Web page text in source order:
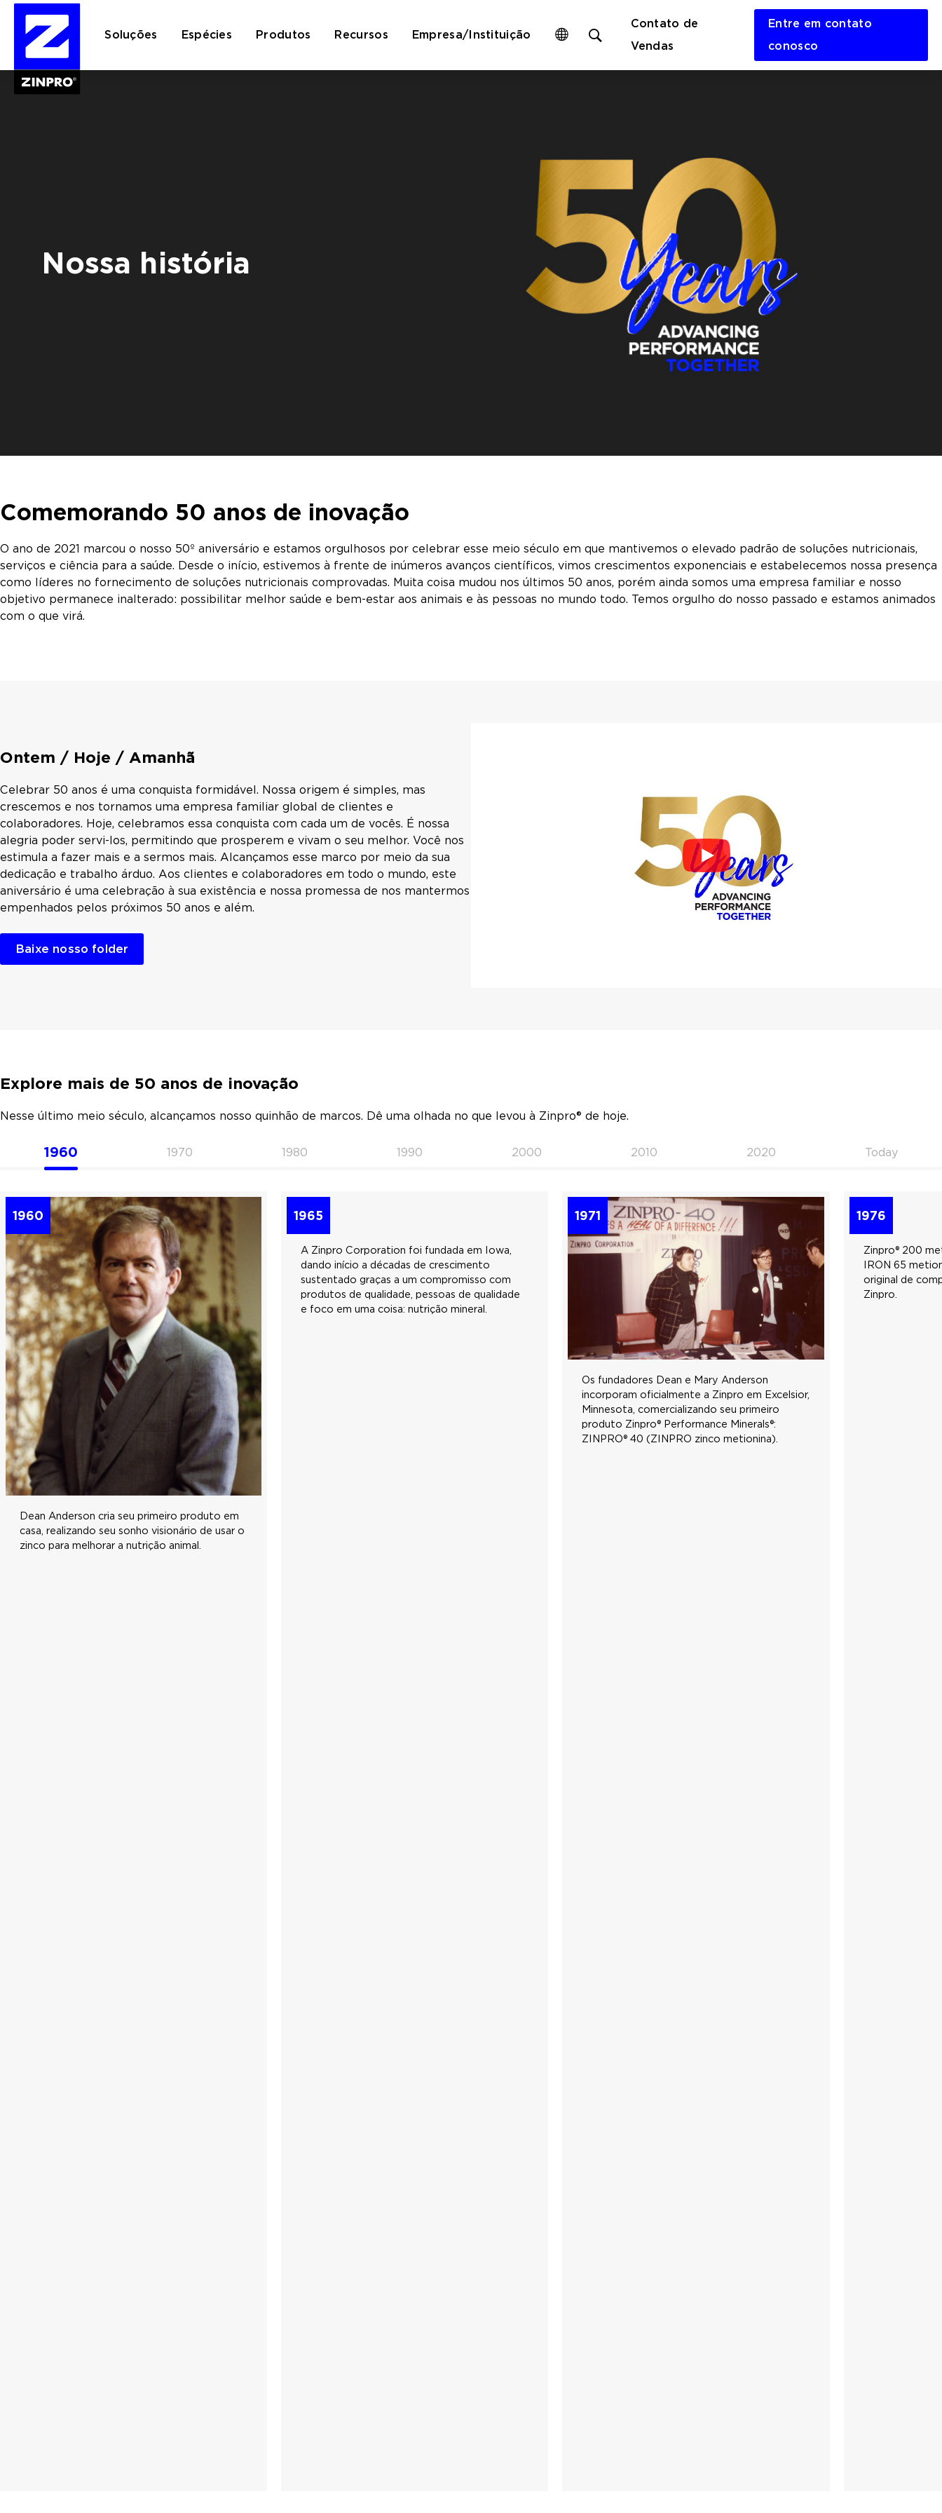
Soluções Espécies Produtos Recursos Empresa/Instituição
search
Contato de
Vendas
Entre em contato
conosco
Nossa história
Comemorando 50 anos de inovação
O ano de 2021 marcou o nosso 50º aniversário e estamos orgulhosos por celebrar esse meio século em que mantivemos o elevado padrão de soluções nutricionais,
serviços e ciência para a saúde. Desde o início, estivemos à frente de inúmeros avanços científicos, vimos crescimentos exponenciais e estabelecemos nossa presença
como líderes no fornecimento de soluções nutricionais comprovadas. Muita coisa mudou nos últimos 50 anos, porém ainda somos uma empresa familiar e nosso
objetivo permanece inalterado: possibilitar melhor saúde e bem-estar aos animais e às pessoas no mundo todo. Temos orgulho do nosso passado e estamos animados
com o que virá.
Ontem / Hoje / Amanhã
Celebrar 50 anos é uma conquista formidável. Nossa origem é simples, mas
crescemos e nos tornamos uma empresa familiar global de clientes e
colaboradores. Hoje, celebramos essa conquista com cada um de vocês. É nossa
alegria poder servi-los, permitindo que prosperem e vivam o seu melhor. Você nos
estimula a fazer mais e a sermos mais. Alcançamos esse marco por meio da sua
dedicação e trabalho árduo. Aos clientes e colaboradores em todo o mundo, este
aniversário é uma celebração à sua existência e nossa promessa de nos mantermos
empenhados pelos próximos 50 anos e além.
Baixe nosso folder
Explore mais de 50 anos de inovação
Nesse último meio século, alcançamos nosso quinhão de marcos. Dê uma olhada no que levou à Zinpro® de hoje.
1960 1970 1980 1990 2000 2010 2020 Today
1960
Dean Anderson cria seu primeiro produto em
casa, realizando seu sonho visionário de usar o
zinco para melhorar a nutrição animal.
1965
A Zinpro Corporation foi fundada em Iowa,
dando início a décadas de crescimento
sustentado graças a um compromisso com
produtos de qualidade, pessoas de qualidade
e foco em uma coisa: nutrição mineral.
1971
Os fundadores Dean e Mary Anderson
incorporam oficialmente a Zinpro em Excelsior,
Minnesota, comercializando seu primeiro
produto Zinpro® Performance Minerals®:
ZINPRO® 40 (ZINPRO zinco metionina).
1976
Zinpro® 200
IRON 65
original de
Zinpro.